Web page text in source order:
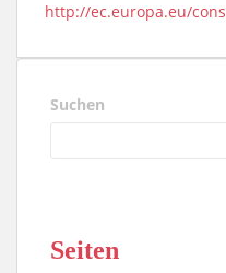
http://ec.europa.eu/
Suchen
Seiten